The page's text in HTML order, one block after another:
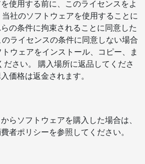
使用する前に、このライセンスをよ
当社のソフトウェアを使用することに
の条件に拘束されることに同意した
ライセンスの条件に同意しない場合
ウェアをインストール、コピー、ま
ださい。 購入場所に返品してくださ
価格は返金されます。
らソフトウェアを購入した場合は、
者ポリシーを参照してください。